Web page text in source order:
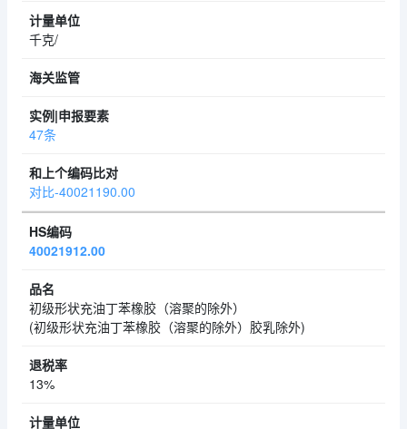
千克/
47条
对比-40021190.00
40021912.00
初级形状充油丁苯橡胶（溶聚的除外）
(初级形状充油丁苯橡胶（溶聚的除外）胶乳除外)
13%